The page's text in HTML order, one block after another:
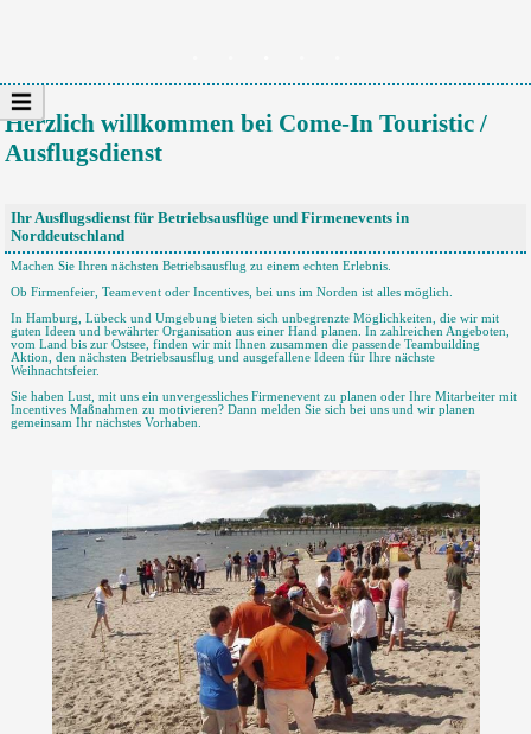
Herzlich willkommen bei Come-In Touristic /
Ausflugsdienst
Ihr Ausflugsdienst für Betriebsausflüge und Firmenevents in
Norddeutschland
Machen Sie Ihren nächsten Betriebsausflug zu einem echten Erlebnis.
Ob Firmenfeier, Teamevent oder Incentives, bei uns im Norden ist alles möglich.
In Hamburg, Lübeck und Umgebung bieten sich unbegrenzte Möglichkeiten, die wir mit
guten Ideen und bewährter Organisation aus einer Hand planen. In zahlreichen Angeboten,
vom Land bis zur Ostsee, finden wir mit Ihnen zusammen die passende Teambuilding
Aktion, den nächsten Betriebsausflug und ausgefallene Ideen für Ihre nächste
Weihnachtsfeier.
Sie haben Lust, mit uns ein unvergessliches Firmenevent zu planen oder Ihre Mitarbeiter mit
Incentives Maßnahmen zu motivieren? Dann melden Sie sich bei uns und wir planen
gemeinsam Ihr nächstes Vorhaben.